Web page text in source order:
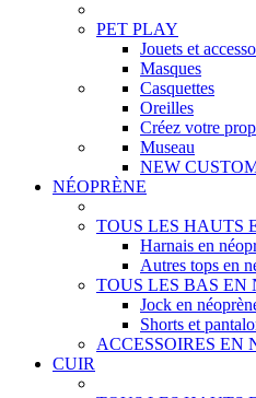
PET PLAY
Jouets et
Masques
Casquettes
Oreilles
Créez votre
Museau
NEW
NÉOPRÈNE
TOUS LES HAUTS
Harnais en
Autres tops en
TOUS LES BAS EN
Jock en
Shorts et
ACCESSOIRES EN
CUIR